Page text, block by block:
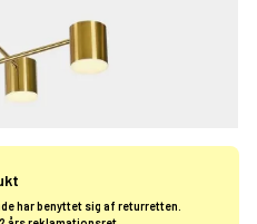
har benyttet sig af returretten.